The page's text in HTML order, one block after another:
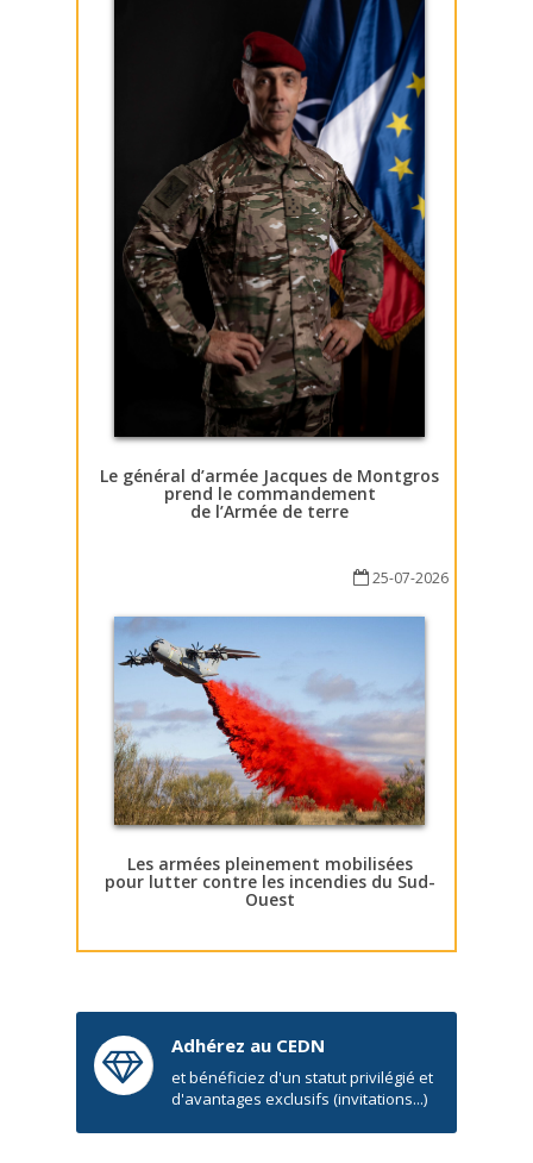
Le général d’armée Jacques de Montgros
prend le commandement
de l’Armée de terre
25-07-2026
Les armées pleinement mobilisées
pour lutter contre les incendies du Sud-
Ouest
Adhérez au CEDN
et bénéficiez d'un statut privilégié et
d'avantages exclusifs (invitations...)